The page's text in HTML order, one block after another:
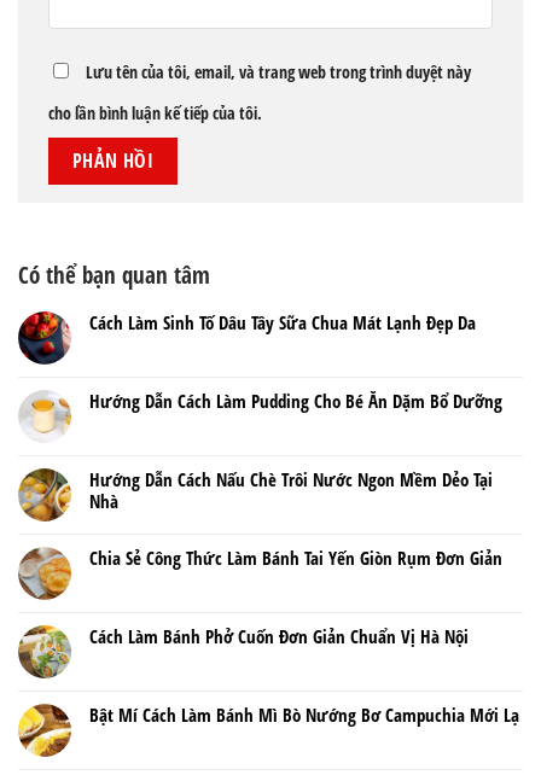
Lưu tên của tôi, email, và trang web trong trình duyệt này
cho lần bình luận kế tiếp của tôi.
Có thể bạn quan tâm
Cách Làm Sinh Tố Dâu Tây Sữa Chua Mát Lạnh Đẹp Da
Hướng Dẫn Cách Làm Pudding Cho Bé Ăn Dặm Bổ Dưỡng
Hướng Dẫn Cách Nấu Chè Trôi Nước Ngon Mềm Dẻo Tại
Nhà
Chia Sẻ Công Thức Làm Bánh Tai Yến Giòn Rụm Đơn Giản
Cách Làm Bánh Phở Cuốn Đơn Giản Chuẩn Vị Hà Nội
Bật Mí Cách Làm Bánh Mì Bò Nướng Bơ Campuchia Mới Lạ